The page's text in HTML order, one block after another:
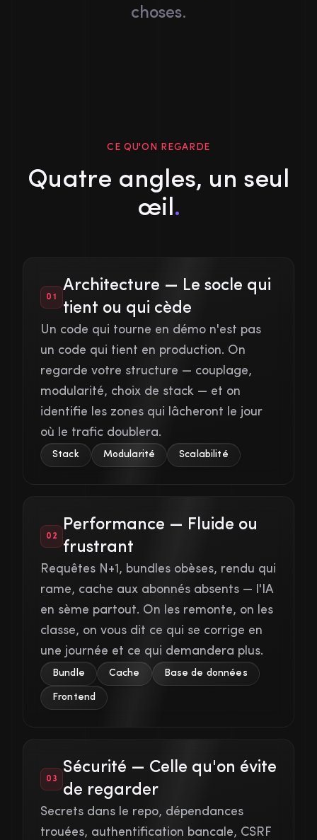
choses.
CE QU'ON REGARDE
Quatre angles, un seul
œil.
01
Architecture — Le socle qui
tient ou qui cède
Un code qui tourne en démo n'est pas
un code qui tient en production. On
regarde votre structure — couplage,
modularité, choix de stack — et on
identifie les zones qui lâcheront le jour
où le trafic doublera.
Stack Modularité Scalabilité
02
Performance — Fluide ou
frustrant
Requêtes N+1, bundles obèses, rendu qui
rame, cache aux abonnés absents — l'IA
en sème partout. On les remonte, on les
classe, on vous dit ce qui se corrige en
une journée et ce qui demandera plus.
Bundle Cache Base de données
Frontend
03
Sécurité — Celle qu'on évite
de regarder
Secrets dans le repo, dépendances
trouées, authentification bancale, CSRF